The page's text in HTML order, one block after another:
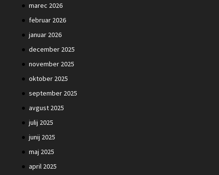
marec 2026
februar 2026
januar 2026
december 2025
november 2025
oktober 2025
september 2025
avgust 2025
julij 2025
junij 2025
maj 2025
april 2025